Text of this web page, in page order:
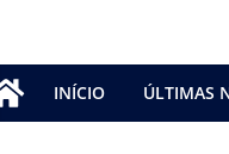
INÍCIO ÚLTIMAS